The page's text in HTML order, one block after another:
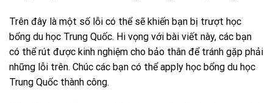
Trên đây là một số lỗi có thể sẽ khiến bạn bị trượt học
bổng du học Trung Quốc. Hi vọng với bài viết này, các bạn
có thể rút được kinh nghiệm cho bảo thân để tránh gặp phải
những lỗi trên. Chúc các bạn có thể apply học bổng du học
Trung Quốc thành công.